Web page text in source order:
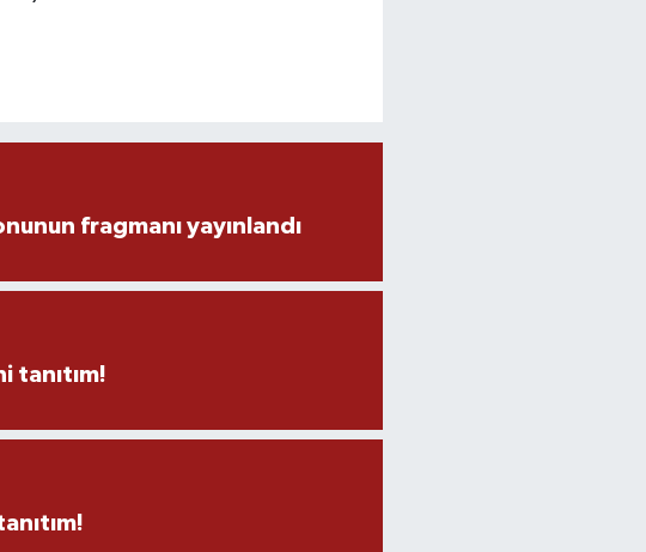
fragmanı yayınlandı
tanıtım!